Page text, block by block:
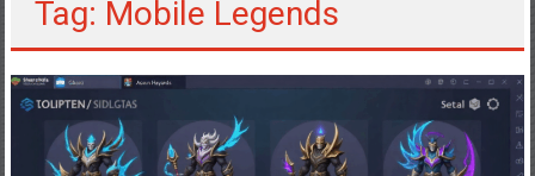
Tag: Mobile Legends